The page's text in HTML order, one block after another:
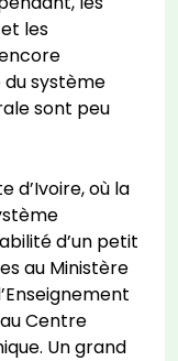
les
système
sont peu
d’Ivoire, où la
d’un petit
au Ministère
Centre
Un grand